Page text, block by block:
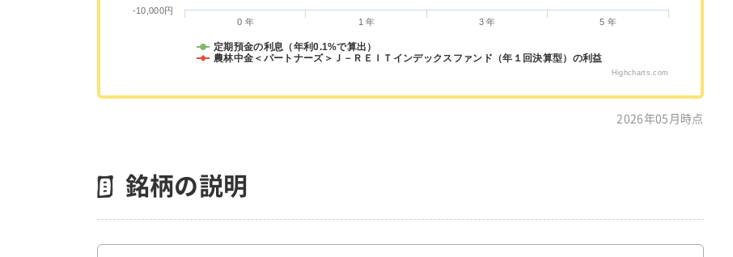
定期預金の利息（年利0.1%で算出）
農林中金＜パートナーズ＞Ｊ－ＲＥＩＴインデックスファンド（年１回決算型）の利益
0 年 1 年 3 年 5 年
-10,000円
Highcharts.com
2026年05月時点
銘柄の説明